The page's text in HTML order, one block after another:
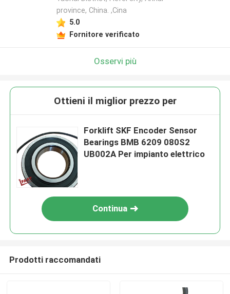
province, China. ,Cina
5.0
Fornitore verificato
Osservi più
Ottieni il miglior prezzo per
Forklift SKF Encoder Sensor
Bearings BMB 6209 080S2
UB002A Per impianto elettrico
Continua
Prodotti raccomandati